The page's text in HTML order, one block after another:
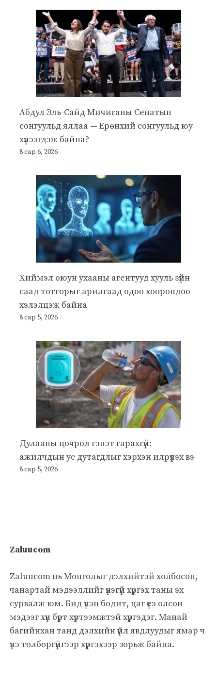
Абдул Эль-Сайд Мичиганы Сенатын
сонгуульд яллаа — Ерөнхий сонгуульд юу
хүлээгдэж байна?
8 сар 6, 2026
Хиймэл оюун ухааны агентууд хууль зүйн
саад тотгорыг арилгаад одоо хоорондоо
хэлэлцэж байна
8 сар 5, 2026
Дулааны цочрол гэнэт гарахгүй:
ажилчдын ус дутагдлыг хэрхэн илрүүлэх вэ
8 сар 5, 2026
Zaluucom
Zaluucom нь Монголыг дэлхийтэй холбосон,
чанартай мэдээллийг үнэгүй хүргэх таны эх
сурвалж юм. Бид үнэн бодит, цаг үеэ олсон
мэдээг хүн бүрт хүртээмжтэй хүргэдэг. Манай
багийнхан танд дэлхийн үйл явдлуудыг ямар ч
үнэ төлбөргүйгээр хүргэхээр зорьж байна.